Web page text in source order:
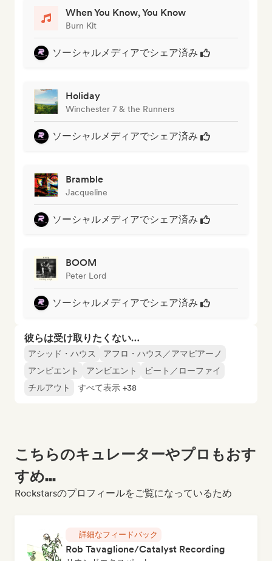
When You Know, You Know
Burn Kit
ソーシャルメディアでシェア済み
Holiday
Winchester 7 & the Runners
ソーシャルメディアでシェア済み
Bramble
Jacqueline
ソーシャルメディアでシェア済み
BOOM
Peter Lord
ソーシャルメディアでシェア済み
彼らは受け取りたくない…
アシッド・ハウス
アフロ・ハウス／アマピアーノ
アンビエント
アンビエント
ビート／ローファイ
チルアウト
すべて表示 +38
こちらのキュレーターやプロもおす
すめ...
Rockstarsのプロフィールをご覧になっているため
詳細なフィードバック
Rob Tavaglione/Catalyst Recording